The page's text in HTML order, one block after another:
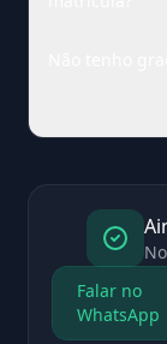
Falar no
WhatsApp